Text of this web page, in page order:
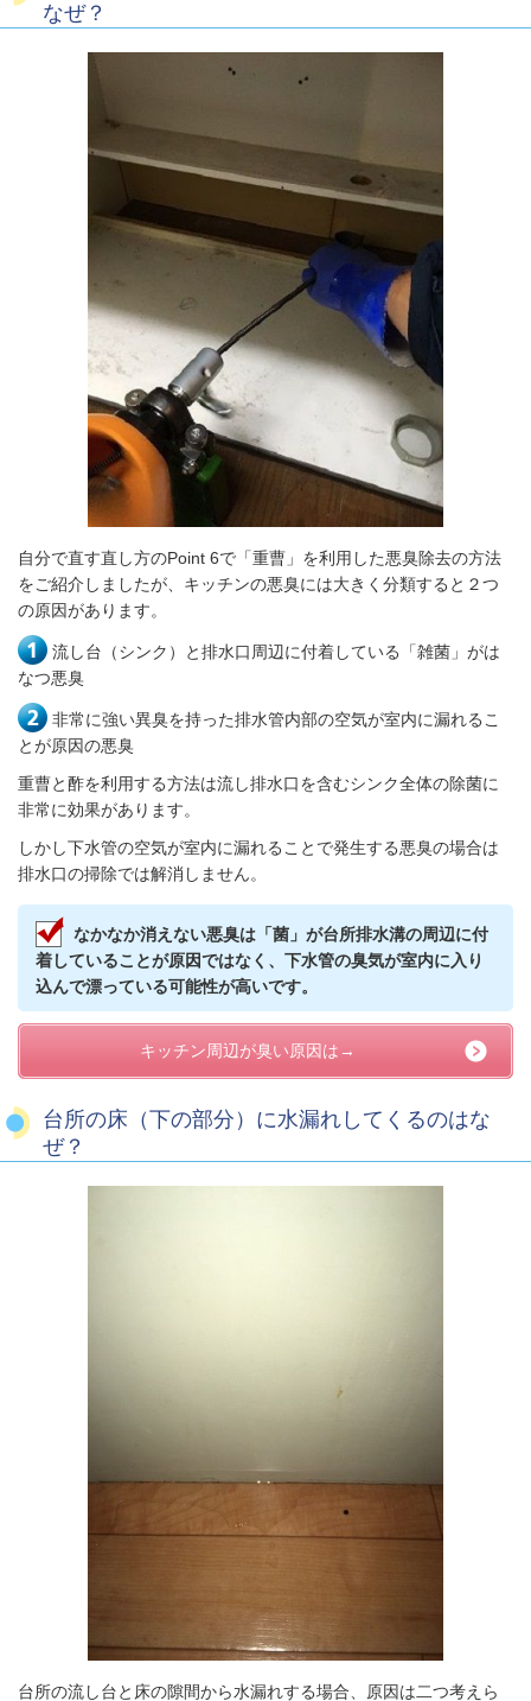
なぜ？
自分で直す直し方のPoint 6で「重曹」を利用した悪臭除去の方法
をご紹介しましたが、 キッチンの悪臭には大きく分類すると２つ
の原因があります。
流し台（シンク）と排水口周辺に付着している「雑菌」がは
なつ悪臭
非常に強い異臭を持った排水管内部の空気が室内に漏れるこ
とが原因の悪臭
重曹と酢を利用する方法は流し排水口を含むシンク全体の除菌に
非常に効果があります。
しかし下水管の空気が室内に漏れることで発生する悪臭の場合は
排水口の掃除では解消しません。
なかなか消えない悪臭は「菌」が台所排水溝の周辺に付
着していることが原因ではなく、下水管の臭気が室内に入り
込んで漂っている可能性が高いです。
キッチン周辺が臭い原因は→
台所の床（下の部分）に水漏れしてくるのはな
ぜ？
台所の流し台と床の隙間から水漏れする場合、原因は二つ考えら